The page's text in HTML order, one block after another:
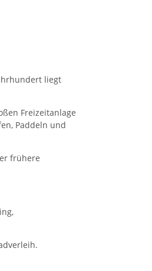
liegt
Freizeitanlage
Paddeln und
frühere